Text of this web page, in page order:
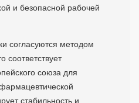
и безопасной рабочей
согласуются методом
соответствует
союза для
стабильность и